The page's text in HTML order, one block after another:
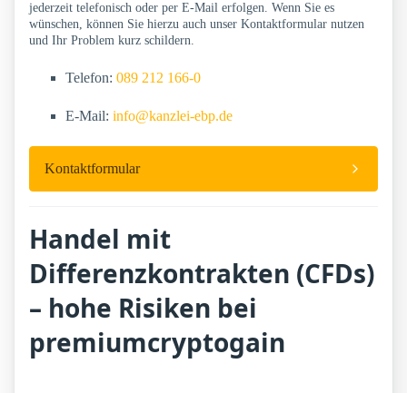
jederzeit telefonisch oder per E-Mail erfolgen. Wenn Sie es
wünschen, können Sie hierzu auch unser Kontaktformular nutzen
und Ihr Problem kurz schildern.
Telefon: 089 212 166-0
E-Mail: info@kanzlei-ebp.de
Kontaktformular
Handel mit
Differenzkontrakten (CFDs)
– hohe Risiken bei
premiumcryptogain